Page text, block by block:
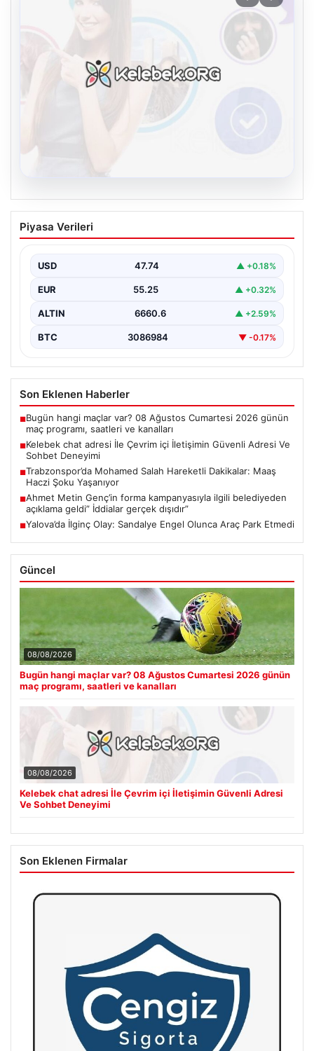
08.08.2026
Kelebek chat adresi İle Çevrim içi
İletişimin Güvenli Adresi Ve Sohbet
Sanal çağında bireylerin seviyeli bir tarzda bağlantı
Piyasa Verileri
USD 47.74 ▲ +0.18%
EUR 55.25 ▲ +0.32%
ALTIN 6660.6 ▲ +2.59%
BTC 3086984 ▼ -0.17%
Son Eklenen Haberler
■Bugün hangi maçlar var? 08 Ağustos Cumartesi 2026 günün
maç programı, saatleri ve kanalları
■Kelebek chat adresi İle Çevrim içi İletişimin Güvenli Adresi Ve
Sohbet Deneyimi
■Trabzonspor’da Mohamed Salah Hareketli Dakikalar: Maaş
Haczi Şoku Yaşanıyor
■Ahmet Metin Genç’in forma kampanyasıyla ilgili belediyeden
açıklama geldi” İddialar gerçek dışıdır”
■Yalova’da İlginç Olay: Sandalye Engel Olunca Araç Park Etmedi
Güncel
08/08/2026
Bugün hangi maçlar var? 08 Ağustos Cumartesi 2026 günün
maç programı, saatleri ve kanalları
08/08/2026
Kelebek chat adresi İle Çevrim içi İletişimin Güvenli Adresi
Ve Sohbet Deneyimi
Son Eklenen Firmalar